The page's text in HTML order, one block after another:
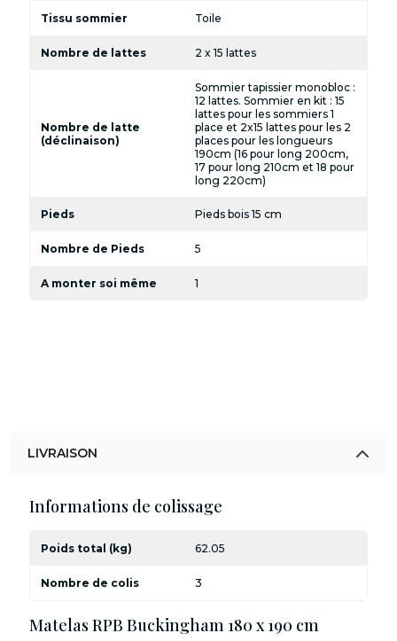
Tissu sommier Toile
Nombre de lattes 2 x 15 lattes
Nombre de latte
(déclinaison)
Sommier tapissier monobloc :
12 lattes. Sommier en kit : 15
lattes pour les sommiers 1
place et 2x15 lattes pour les 2
places pour les longueurs
190cm (16 pour long 200cm,
17 pour long 210cm et 18 pour
long 220cm)
Pieds Pieds bois 15 cm
Nombre de Pieds 5
A monter soi même 1
LIVRAISON
Informations de colissage
Poids total (kg) 62.05
Nombre de colis 3
Matelas RPB Buckingham 180 x 190 cm